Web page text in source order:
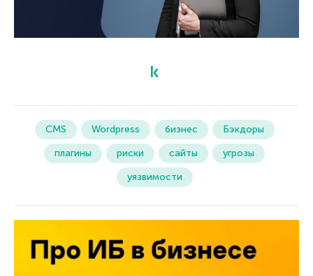
CMS Wordpress бизнес
Бэкдоры
плагины
риски сайты
угрозы
уязвимости